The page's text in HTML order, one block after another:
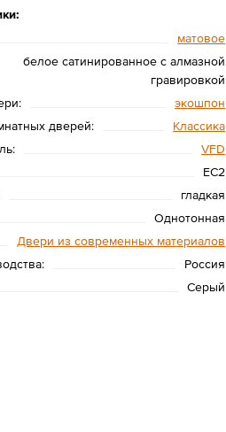
матовое
белое сатинированное с алмазной
гравировкой
экошпон
дверей:
Классика
VFD
EC2
гладкая
Однотонная
Двери из современных материалов
Россия
Серый